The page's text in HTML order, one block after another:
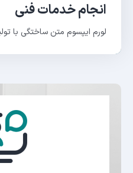
انجام خدمات فنی
لورم ایپسوم متن ساختگی با